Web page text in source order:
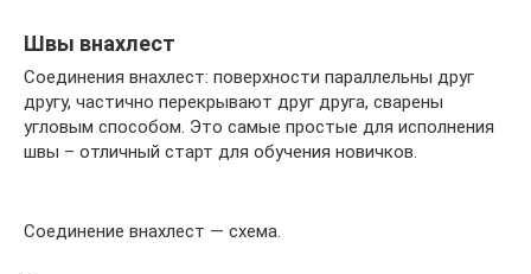
Швы внахлест
Соединения внахлест: поверхности параллельны друг
другу, частично перекрывают друг друга, сварены
угловым способом. Это самые простые для исполнения
швы – отличный старт для обучения новичков.
Соединение внахлест — схема.